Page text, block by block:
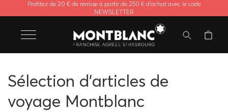
Profitez de 20 € de remise à partir de 250 € d'achat avec le code
NEWSLETTER
Sélection d'articles de
voyage Montblanc